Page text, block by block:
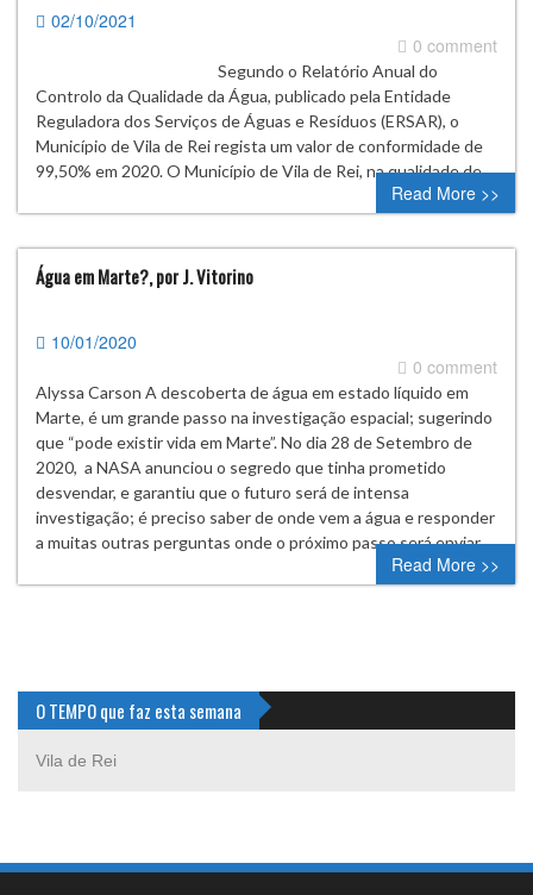
02/10/2021
0 comment
Segundo o Relatório Anual do
Controlo da Qualidade da Água, publicado pela Entidade
Reguladora dos Serviços de Águas e Resíduos (ERSAR), o
Município de Vila de Rei regista um valor de conformidade de
99,50% em 2020. O Município de Vila de Rei, na qualidade de…
Read More >>
Água em Marte?, por J. Vitorino
10/01/2020
0 comment
Alyssa Carson A descoberta de água em estado líquido em
Marte, é um grande passo na investigação espacial; sugerindo
que “pode existir vida em Marte”. No dia 28 de Setembro de
2020, a NASA anunciou o segredo que tinha prometido
desvendar, e garantiu que o futuro será de intensa
investigação; é preciso saber de onde vem a água e responder
a muitas outras perguntas onde o próximo passo será enviar…
Read More >>
O TEMPO que faz esta semana
Vila de Rei